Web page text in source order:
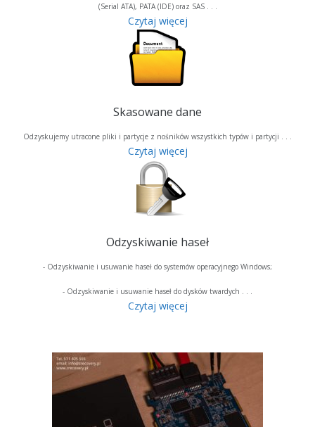
(Serial ATA), PATA (IDE) oraz SAS . . .
Czytaj więcej
Skasowane dane
Odzyskujemy utracone pliki i partycje z nośników wszystkich typów i partycji . . .
Czytaj więcej
Odzyskiwanie haseł
- Odzyskiwanie i usuwanie haseł do systemów operacyjnego Windows;
- Odzyskiwanie i usuwanie haseł do dysków twardych . . .
Czytaj więcej